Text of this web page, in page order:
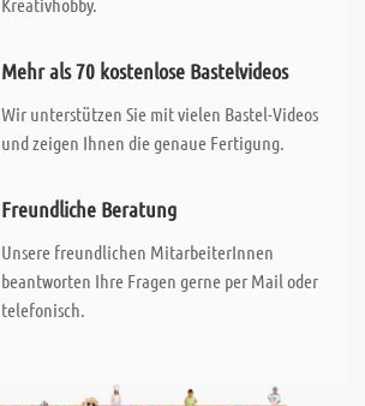
Mehr als 70 kostenlose Bastelvideos
Wir unterstützen Sie mit vielen Bastel-Videos
und zeigen Ihnen die genaue Fertigung.
Freundliche Beratung
Unsere freundlichen MitarbeiterInnen
beantworten Ihre Fragen gerne per Mail oder
telefonisch.